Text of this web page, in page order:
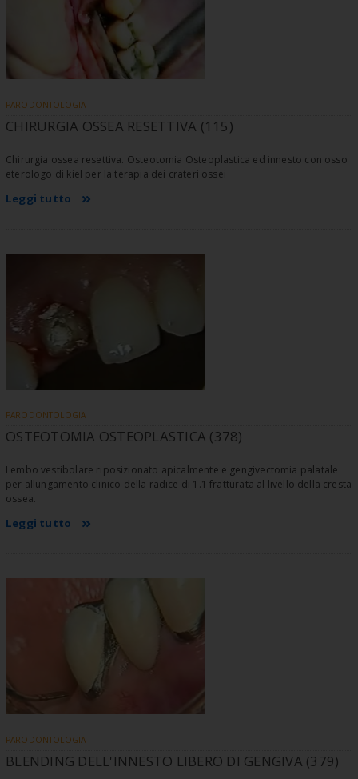
PARODONTOLOGIA
CHIRURGIA OSSEA RESETTIVA (115)
Chirurgia ossea resettiva. Osteotomia Osteoplastica ed innesto con osso
eterologo di kiel per la terapia dei crateri ossei
Leggi tutto
PARODONTOLOGIA
OSTEOTOMIA OSTEOPLASTICA (378)
Lembo vestibolare riposizionato apicalmente e gengivectomia palatale
per allungamento clinico della radice di 1.1 fratturata al livello della cresta
ossea.
Leggi tutto
PARODONTOLOGIA
BLENDING DELL'INNESTO LIBERO DI GENGIVA (379)